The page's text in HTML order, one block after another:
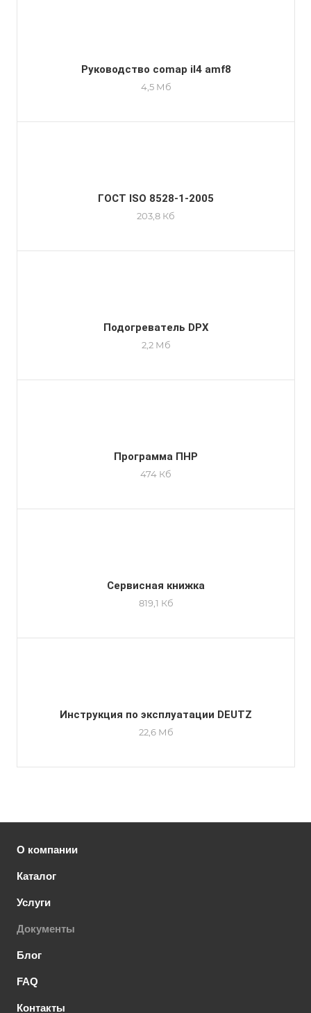
Руководство comap il4 amf8
4,5 Мб
ГОСТ ISO 8528-1-2005
203,8 Кб
Подогреватель DPX
2,2 Мб
Программа ПНР
474 Кб
Сервисная книжка
819,1 Кб
Инструкция по эксплуатации DEUTZ
22,6 Мб
О компании
Каталог
Услуги
Документы
Блог
FAQ
Контакты